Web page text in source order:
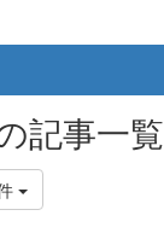
記事一覧